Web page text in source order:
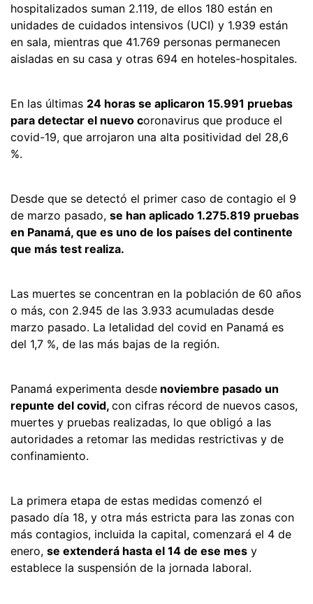
hospitalizados suman 2.119, de ellos 180 están en
unidades de cuidados intensivos (UCI) y 1.939 están
en sala, mientras que 41.769 personas permanecen
aisladas en su casa y otras 694 en hoteles-hospitales.
En las últimas 24 horas se aplicaron 15.991 pruebas
para detectar el nuevo coronavirus que produce el
covid-19, que arrojaron una alta positividad del 28,6
%.
Desde que se detectó el primer caso de contagio el 9
de marzo pasado, se han aplicado 1.275.819 pruebas
en Panamá, que es uno de los países del continente
que más test realiza.
Las muertes se concentran en la población de 60 años
o más, con 2.945 de las 3.933 acumuladas desde
marzo pasado. La letalidad del covid en Panamá es
del 1,7 %, de las más bajas de la región.
Panamá experimenta desde noviembre pasado un
repunte del covid, con cifras récord de nuevos casos,
muertes y pruebas realizadas, lo que obligó a las
autoridades a retomar las medidas restrictivas y de
confinamiento.
La primera etapa de estas medidas comenzó el
pasado día 18, y otra más estricta para las zonas con
más contagios, incluida la capital, comenzará el 4 de
enero, se extenderá hasta el 14 de ese mes y
establece la suspensión de la jornada laboral.